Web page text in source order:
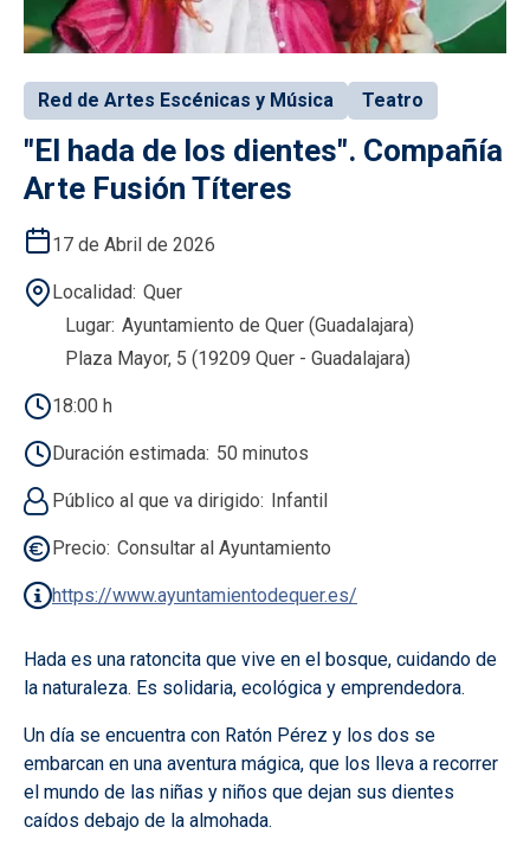
Red de Artes Escénicas y Música Teatro
"El hada de los dientes". Compañía
Arte Fusión Títeres
17 de Abril de 2026
Localidad Quer
Lugar Ayuntamiento de Quer (Guadalajara)
Plaza Mayor, 5 (19209 Quer - Guadalajara)
18:00 h
Duración estimada 50 minutos
Público al que va dirigido Infantil
Precio Consultar al Ayuntamiento
https://www.ayuntamientodequer.es/
Hada es una ratoncita que vive en el bosque, cuidando de
la naturaleza. Es solidaria, ecológica y emprendedora.
Un día se encuentra con Ratón Pérez y los dos se
embarcan en una aventura mágica, que los lleva a recorrer
el mundo de las niñas y niños que dejan sus dientes
caídos debajo de la almohada.